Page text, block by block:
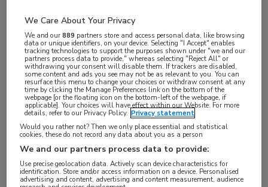
Vakgebieden:
Nefrologie,Reumatologie
Tags:
ANCA,avacopan,eculizumab, glomerulonefritis
prednisolon,vasculitis
We Care About Your Privacy
We and our889 partners store and access personal data, like browsing
data or unique identifiers, on your device. Selecting "I Accept" enables
tracking technologies to support the purposes shown under "we and our
partners process data to provide," whereas selecting "Reject All" or
withdrawing your consent will disable them. If trackers are disabled,
some content and ads you see may not be as relevant to you. You can
resurface this menu to change your choices or withdraw consent at any
time by clicking the Manage Preferences link on the bottom of the
webpage [or the floating icon on the bottom-left of the webpage, if
applicable]. Your choices will have effect within our Website. For more
details, refer to our Privacy Policy. Privacy statement
Would you rather not? Then we only place essential and statistical
cookies, these do not record any data about you as a person
We and our partners process data to provide:
Use precise geolocation data. Actively scan device characteristics for
identification. Store and/or access information on a device. Personalised
advertising and content, advertising and content measurement, audience